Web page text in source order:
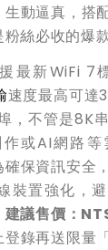
動逼真，搭
絲必收的爆
最新WiFi 7
速度最高可
，不管是8K
或AI網路
保資訊安全
裝置強化，
建議售價：
錄再送限量